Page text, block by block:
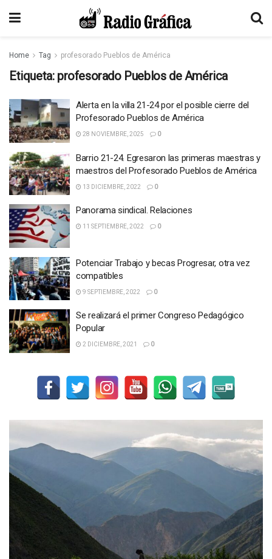
Home Tag profesorado Pueblos de América
Etiqueta: profesorado Pueblos de América
Alerta en la villa 21-24 por el posible cierre del
Profesorado Pueblos de América
28 NOVIEMBRE, 2025 0
Barrio 21-24. Egresaron las primeras maestras y
maestros del Profesorado Pueblos de América
13 DICIEMBRE, 2022 0
Panorama sindical. Relaciones
11 SEPTIEMBRE, 2022 0
Potenciar Trabajo y becas Progresar, otra vez
compatibles
9 SEPTIEMBRE, 2022 0
Se realizará el primer Congreso Pedagógico
Popular
2 DICIEMBRE, 2021 0